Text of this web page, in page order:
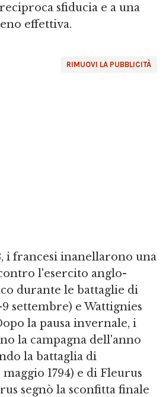
sfiducia e a una
effettiva.
RIMUOVI LA PUBBLICITÀ
i francesi inanellarono una
l'esercito anglo-
durante le battaglie di
settembre) e Wattignies
la pausa invernale, i
la campagna dell'anno
la battaglia di
1794) e di Fleurus
segnò la sconfitta finale